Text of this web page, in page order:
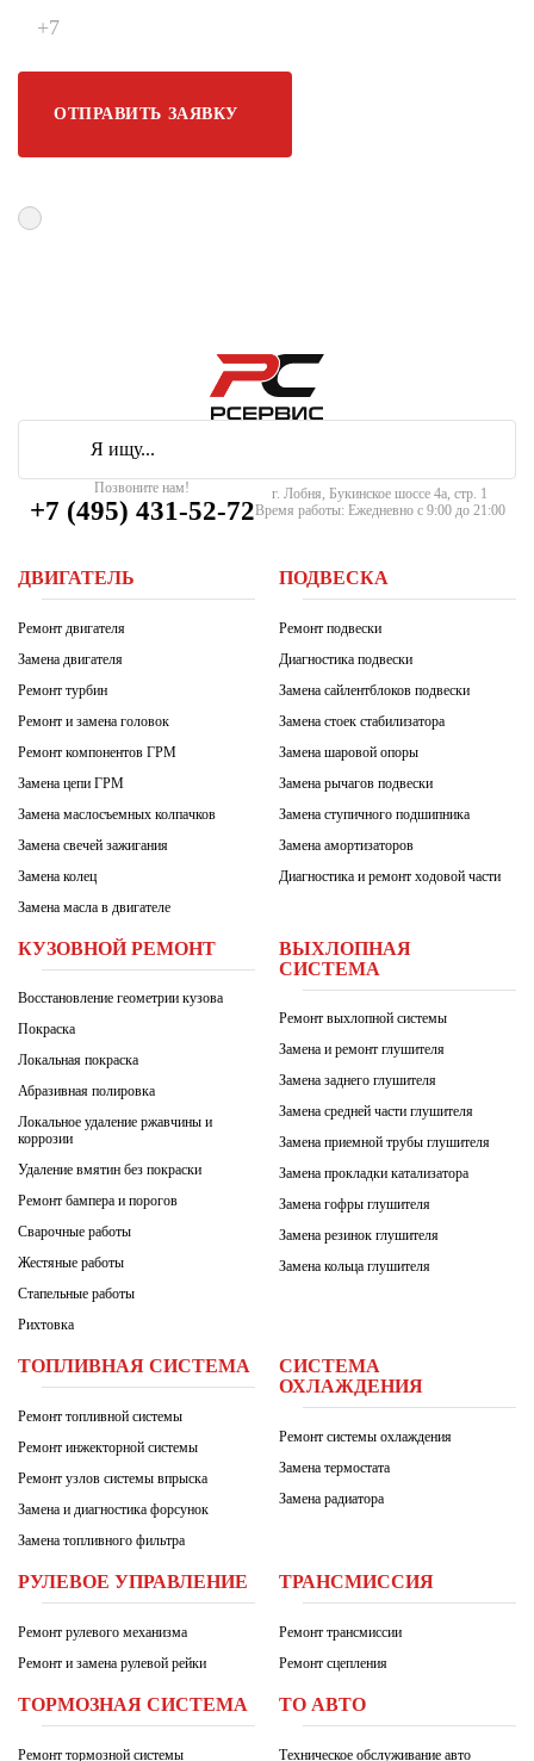
ОТПРАВИТЬ ЗАЯВКУ
Позвоните нам!
+7 (495) 431-52-72
г. Лобня, Букинское шоссе 4а, стр. 1
Время работы: Ежедневно с 9:00 до 21:00
ДВИГАТЕЛЬ
Ремонт двигателя
Замена двигателя
Ремонт турбин
Ремонт и замена головок
Ремонт компонентов ГРМ
Замена цепи ГРМ
Замена маслосъемных колпачков
Замена свечей зажигания
Замена колец
Замена масла в двигателе
ПОДВЕСКА
Ремонт подвески
Диагностика подвески
Замена сайлентблоков подвески
Замена стоек стабилизатора
Замена шаровой опоры
Замена рычагов подвески
Замена ступичного подшипника
Замена амортизаторов
Диагностика и ремонт ходовой части
КУЗОВНОЙ РЕМОНТ
Восстановление геометрии кузова
Покраска
Локальная покраска
Абразивная полировка
Локальное удаление ржавчины и
коррозии
Удаление вмятин без покраски
Ремонт бампера и порогов
Сварочные работы
Жестяные работы
Стапельные работы
Рихтовка
ВЫХЛОПНАЯ
СИСТЕМА
Ремонт выхлопной системы
Замена и ремонт глушителя
Замена заднего глушителя
Замена средней части глушителя
Замена приемной трубы глушителя
Замена прокладки катализатора
Замена гофры глушителя
Замена резинок глушителя
Замена кольца глушителя
ТОПЛИВНАЯ СИСТЕМА
Ремонт топливной системы
Ремонт инжекторной системы
Ремонт узлов системы впрыска
Замена и диагностика форсунок
Замена топливного фильтра
СИСТЕМА
ОХЛАЖДЕНИЯ
Ремонт системы охлаждения
Замена термостата
Замена радиатора
РУЛЕВОЕ УПРАВЛЕНИЕ
Ремонт рулевого механизма
Ремонт и замена рулевой рейки
ТРАНСМИССИЯ
Ремонт трансмиссии
Ремонт сцепления
ТОРМОЗНАЯ СИСТЕМА
Ремонт тормозной системы
ТО АВТО
Техническое обслуживание авто